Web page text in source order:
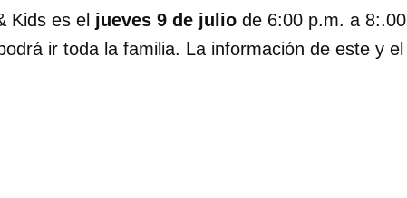
Kids es el jueves 9 de julio de 6:00 p.m. a 8:.00
ir toda la familia. La información de este y el